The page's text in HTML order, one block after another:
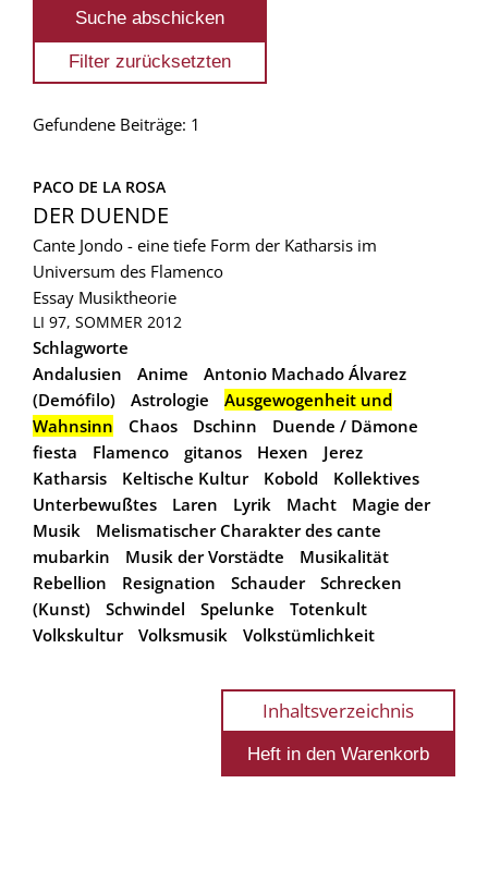
Gefundene Beiträge: 1
PACO DE LA ROSA
DER DUENDE
Cante Jondo - eine tiefe Form der Katharsis im
Universum des Flamenco
Essay Musiktheorie
LI 97, SOMMER 2012
Schlagworte
Andalusien
Anime
Antonio Machado Álvarez
(Demófilo)
Astrologie
Ausgewogenheit und
Wahnsinn
Chaos Dschinn
Duende / Dämone
fiesta
Flamenco gitanos Hexen
Jerez
Katharsis
Keltische Kultur Kobold
Kollektives
Unterbewußtes
Laren Lyrik Macht
Magie der
Musik
Melismatischer Charakter des cante
mubarkin
Musik der Vorstädte
Musikalität
Rebellion
Resignation Schauder
Schrecken
(Kunst)
Schwindel Spelunke
Totenkult
Volkskultur
Volksmusik Volkstümlichkeit
Inhaltsverzeichnis